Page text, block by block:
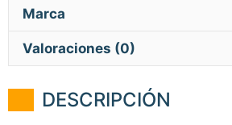
Marca
Valoraciones (0)
DESCRIPCIÓN